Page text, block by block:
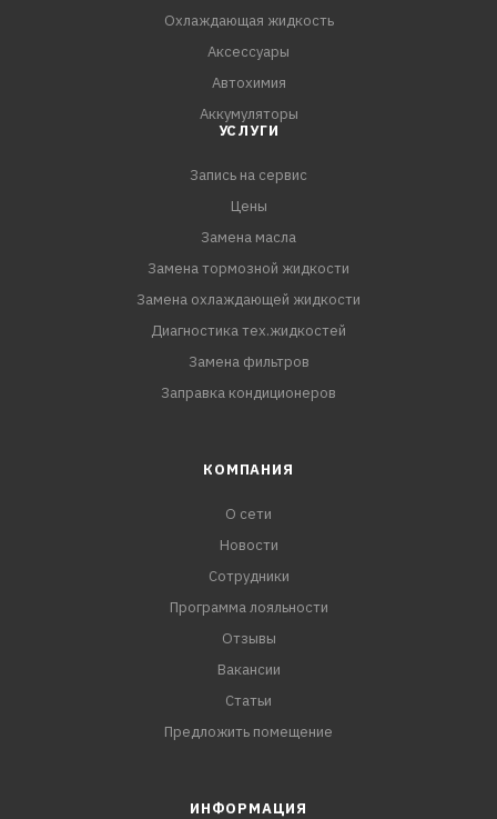
Охлаждающая жидкость
Аксессуары
Автохимия
Аккумуляторы
УСЛУГИ
Запись на сервис
Цены
Замена масла
Замена тормозной жидкости
Замена охлаждающей жидкости
Диагностика тех.жидкостей
Замена фильтров
Заправка кондиционеров
КОМПАНИЯ
О сети
Новости
Сотрудники
Программа лояльности
Отзывы
Вакансии
Статьи
Предложить помещение
ИНФОРМАЦИЯ